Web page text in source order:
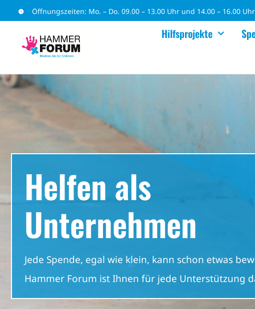
Zum
springen
Öffnungszeiten: Mo. – Do. 09.00 – 13.00 Uhr und 14.00 – 16.00
Hilfsprojekte
Helfen als
Unternehmen
Jede Spende, egal wie klein, kann schon etwas
Hammer Forum ist Ihnen für jede Unterstützung